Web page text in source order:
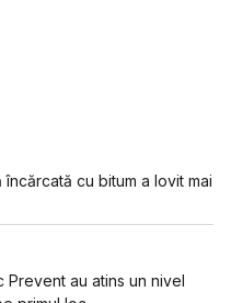
cu bitum a lovit mai
au atins un nivel